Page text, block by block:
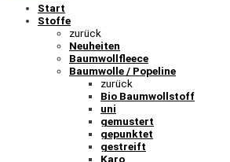
Start
Stoffe
zurück
Neuheiten
Baumwollfleece
Baumwolle / Popeline
zurück
Bio Baumwollstoff
uni
gemustert
gepunktet
gestreift
Karo